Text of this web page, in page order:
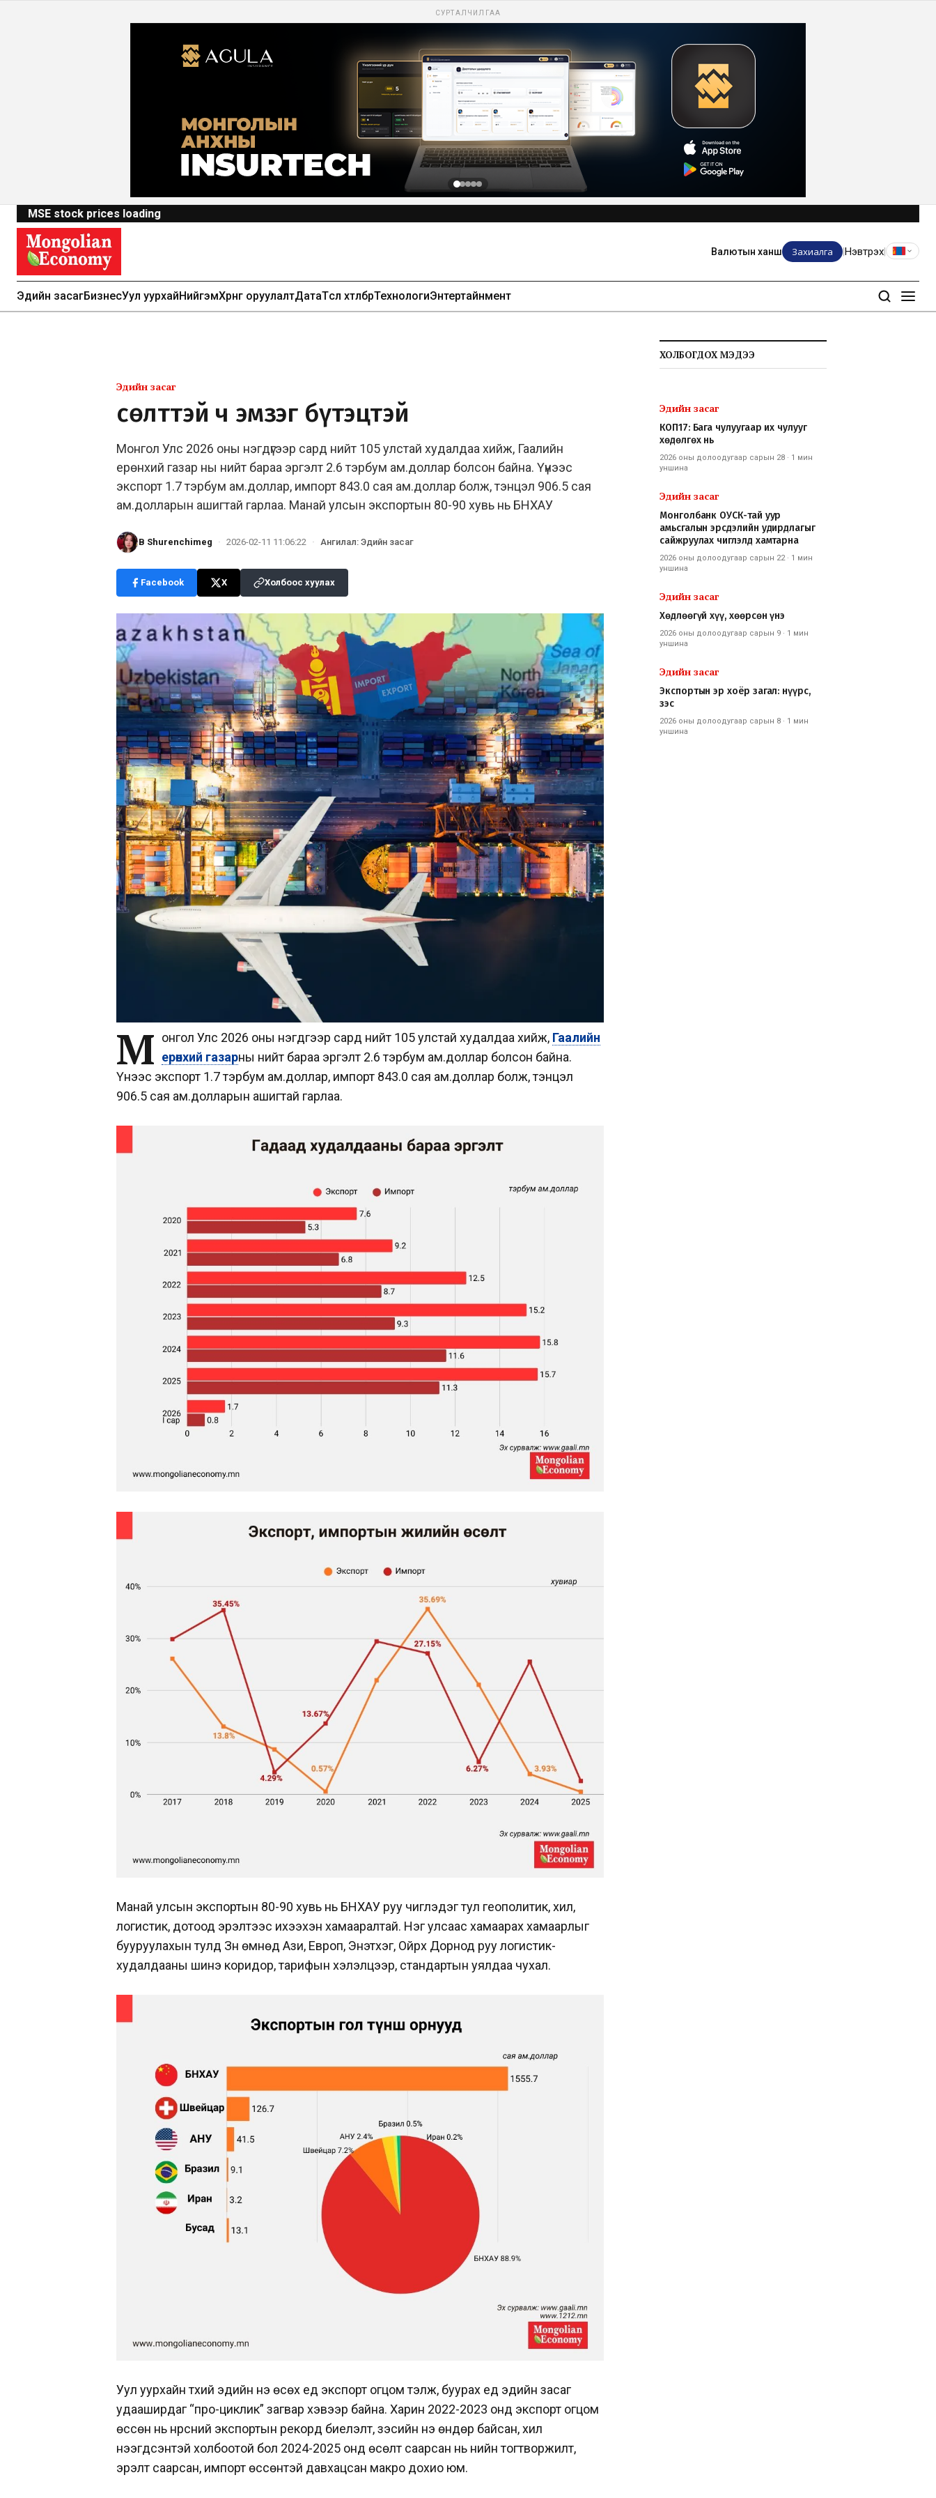
СУРТАЛЧИЛГАА
MSE stock prices loading
Валютын ханш Захиалга Нэвтрэх
Эдийн засагБизнесУул уурхайНийгэмХөрөнгө оруулалтДатаТөсөл хөтөлбөрТехнологиЭнтертайнмент
Эдийн засаг
Өсөлттэй ч эмзэг бүтэцтэй
Монгол Улс 2026 оны нэгдүгээр сард нийт 105 улстай худалдаа хийж, Гаалийн
ерөнхий газар ны нийт бараа эргэлт 2.6 тэрбум ам.доллар болсон байна. Үүнээс
экспорт 1.7 тэрбум ам.доллар, импорт 843.0 сая ам.доллар болж, тэнцэл 906.5 сая
ам.долларын ашигтай гарлаа. Манай улсын экспортын 80-90 хувь нь БНХАУ
B Shurenchimeg · 2026-02-11 11:06:22 · Ангилал: Эдийн засаг
Facebook X Холбоос хуулах
М онгол Улс 2026 оны нэгдүгээр сард нийт 105 улстай худалдаа хийж, Гаалийн
ерөнхий газарны нийт бараа эргэлт 2.6 тэрбум ам.доллар болсон байна.
Үүнээс экспорт 1.7 тэрбум ам.доллар, импорт 843.0 сая ам.доллар болж, тэнцэл
906.5 сая ам.долларын ашигтай гарлаа.
Манай улсын экспортын 80-90 хувь нь БНХАУ руу чиглэдэг тул геополитик, хил,
логистик, дотоод эрэлтээс ихээхэн хамааралтай. Нэг улсаас хамаарах хамаарлыг
бууруулахын тулд Зүүн өмнөд Ази, Европ, Энэтхэг, Ойрх Дорнод руу логистик-
худалдааны шинэ коридор, тарифын хэлэлцээр, стандартын уялдаа чухал.
Уул уурхайн түүхий эдийн үнэ өсөх үед экспорт огцом тэлж, буурах үед эдийн засаг
удааширдаг “про-циклик” загвар хэвээр байна. Харин 2022-2023 онд экспорт огцом
өссөн нь нүүрсний экспортын рекорд биелэлт, зэсийн үнэ өндөр байсан, хил
нээгдсэнтэй холбоотой бол 2024-2025 онд өсөлт саарсан нь үнийн тогтворжилт,
эрэлт саарсан, импорт өссөнтэй давхацсан макро дохио юм.
ХОЛБОГДОХ МЭДЭЭ
Эдийн засаг
КОП17: Бага чулуугаар их чулууг
хөдөлгөх нь
2026 оны долоодугаар сарын 28 · 1 мин
уншина
Эдийн засаг
Монголбанк ОУСК-тай уур
амьсгалын эрсдэлийн удирдлагыг
сайжруулах чиглэлд хамтарна
2026 оны долоодугаар сарын 22· 1 мин
уншина
Эдийн засаг
Хөдлөөгүй хүү, хөөрсөн үнэ
2026 оны долоодугаар сарын 9 · 1 мин
уншина
Эдийн засаг
Экспортын эр хоёр загал: нүүрс,
зэс
2026 оны долоодугаар сарын 8 · 1 мин
уншина